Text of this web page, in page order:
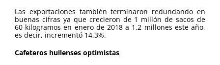
Las exportaciones también terminaron redundando en
buenas cifras ya que crecieron de 1 millón de sacos de
60 kilogramos en enero de 2018 a 1,2 millones este año,
es decir, incrementó 14,3%.
Cafeteros huilenses optimistas